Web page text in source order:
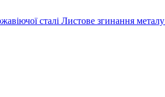
сталі Листове згинання металу